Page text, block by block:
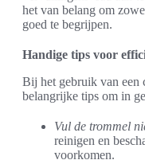
het van belang om
goed te begrijpen.
Handige tips voor
Bij het gebruik van een
belangrijke tips om in
Vul de trommel
reinigen en
voorkomen.